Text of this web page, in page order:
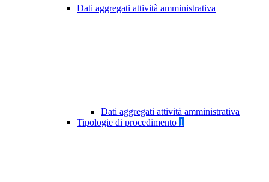
Dati aggregati attività amministrativa
Dati aggregati attività amministrativa
Tipologie di procedimento 1